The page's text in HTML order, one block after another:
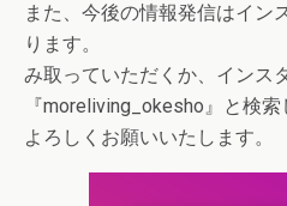
また、今後の情報発信はイン
ります。 下記
み取っていただくか、インス
『moreliving_okesho』と検
よろしくお願いいたします。